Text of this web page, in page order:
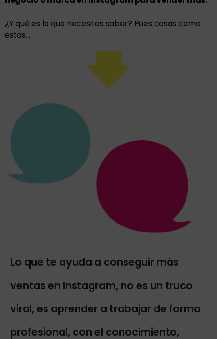
¿Y qué es lo que necesitas saber? Pues cosas como
estas…
Lo que te ayuda a conseguir más
ventas en Instagram, no es un truco
viral, es aprender a trabajar de forma
profesional, con el conocimiento,